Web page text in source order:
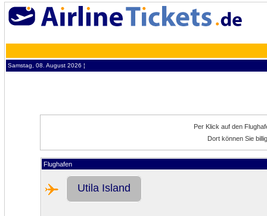
Samstag, 08. August 2026 ¦
Per Klick auf den
Dort können Sie
Flughafen
Utila Island